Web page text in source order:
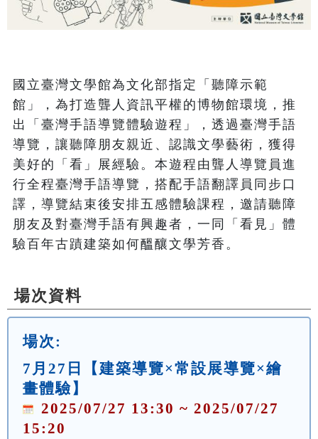
國立臺灣文學館為文化部指定「聽障示範
館」，為打造聾人資訊平權的博物館環境，推
出「臺灣手語導覽體驗遊程」，透過臺灣手語
導覽，讓聽障朋友親近、認識文學藝術，獲得
美好的「看」展經驗。本遊程由聾人導覽員進
行全程臺灣手語導覽，搭配手語翻譯員同步口
譯，導覽結束後安排五感體驗課程，邀請聽障
朋友及對臺灣手語有興趣者，一同「看見」體
驗百年古蹟建築如何醞釀文學芳香。
場次資料
場次:
7月27日【建築導覽×常設展導覽×繪
畫體驗】
2025/07/27 13:30 ~ 2025/07/27
15:20